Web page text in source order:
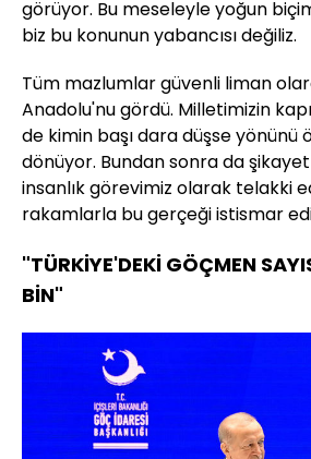
görüyor. Bu meseleyle yoğun
biz bu konunun yabancısı değiliz.
Tüm mazlumlar güvenli liman
Anadolu'nu gördü. Milletimizin
de kimin başı dara düşse yönünü
dönüyor. Bundan sonra da
insanlık görevimiz olarak telakki
rakamlarla bu gerçeği istismar
"TÜRKİYE'DEKİ GÖÇMEN
BİN"